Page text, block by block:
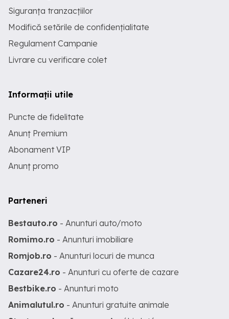
Siguranța tranzacțiilor
Modifică setările de confidențialitate
Regulament Campanie
Livrare cu verificare colet
Informații utile
Puncte de fidelitate
Anunț Premium
Abonament VIP
Anunț promo
Parteneri
Bestauto.ro - Anunturi auto/moto
Romimo.ro - Anunturi imobiliare
Romjob.ro - Anunturi locuri de munca
Cazare24.ro - Anunturi cu oferte de cazare
Bestbike.ro - Anunturi moto
Animalutul.ro - Anunturi gratuite animale